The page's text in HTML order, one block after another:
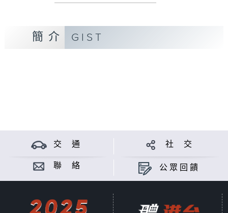
簡介 GIST
交 通 社 交
聯 絡 公眾回饋